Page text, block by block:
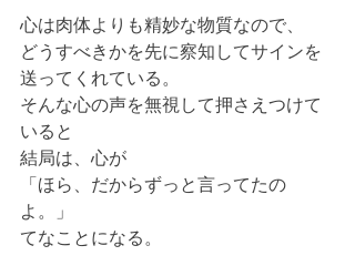
心は肉体よりも精妙な物質なので、
どうすべきかを先に察知してサインを
送ってくれている。
そんな心の声を無視して押さえつけて
いると
結局は、心が
「ほら、だからずっと言ってたの
よ。」
てなことになる。